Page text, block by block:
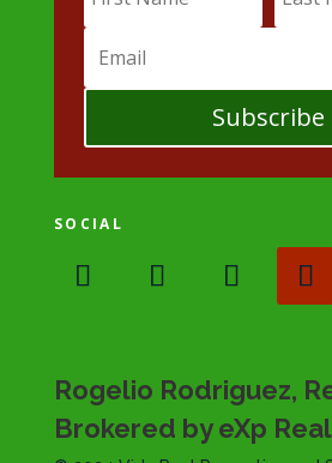
Subscribe
SOCIAL
Rogelio Rodriguez,
Brokered by eXp